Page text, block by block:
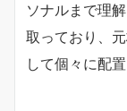
ソナルまで理
取っており、
して個々に配